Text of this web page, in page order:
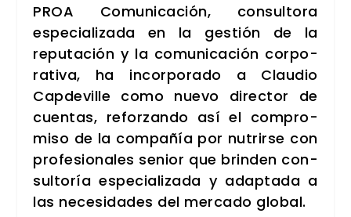
PROA Comu­ni­ca­ción, con­sul­to­ra
espe­cia­li­za­da en la ges­tión de la
repu­tación y la comu­ni­ca­ción cor­po­
ra­ti­va, ha incor­po­ra­do a Clau­dio
Cap­de­vi­lle como nue­vo direc­tor de
cuen­tas, refor­zan­do así el com­pro­
mi­so de la com­pa­ñía por nutrir­se con
pro­fe­sio­na­les senior que brin­den con­
sul­to­ría espe­cia­li­za­da y adap­ta­da a
las nece­si­da­des del mer­ca­do glo­bal.